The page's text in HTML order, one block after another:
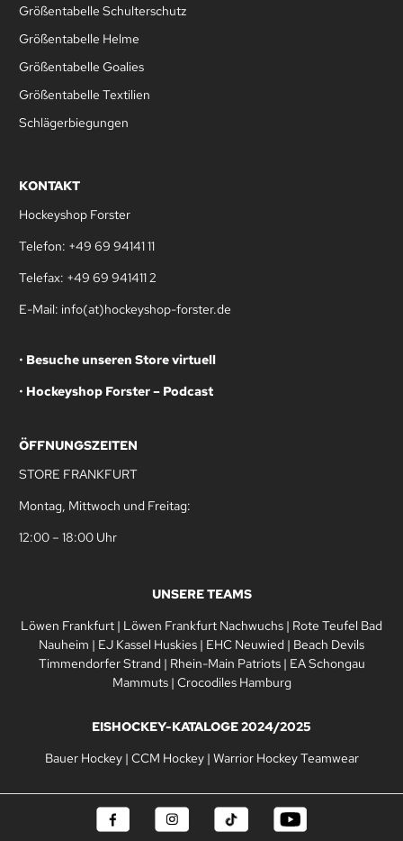
Größentabelle Schulterschutz
Größentabelle Helme
Größentabelle Goalies
Größentabelle Textilien
Schlägerbiegungen
KONTAKT
Hockeyshop Forster
Telefon: +49 69 94141 11
Telefax: +49 69 941411 2
E-Mail: info(at)hockeyshop-forster.de
• Besuche unseren Store virtuell
• Hockeyshop Forster – Podcast
ÖFFNUNGSZEITEN
STORE FRANKFURT
Montag, Mittwoch und Freitag:
12:00 – 18:00 Uhr
UNSERE TEAMS
Löwen Frankfurt | Löwen Frankfurt Nachwuchs | Rote Teufel Bad
Nauheim | EJ Kassel Huskies | EHC Neuwied | Beach Devils
Timmendorfer Strand | Rhein-Main Patriots| EA Schongau
Mammuts| Crocodiles Hamburg
EISHOCKEY-KATALOGE 2024/2025
Bauer Hockey| CCM Hockey| Warrior Hockey Teamwear